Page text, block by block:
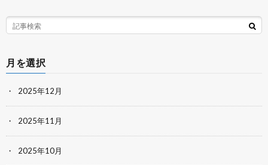
月を選択
2025年12月
2025年11月
2025年10月